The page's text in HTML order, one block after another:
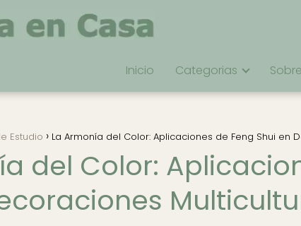
Inicio Categorias
Estudio La Armonía del Color: Aplicaciones de Feng Shui en
del Color: